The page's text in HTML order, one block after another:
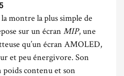
montre la plus simple de
sur un écran MIP, une
qu’un écran AMOLED,
et peu énergivore. Son
contenu et son